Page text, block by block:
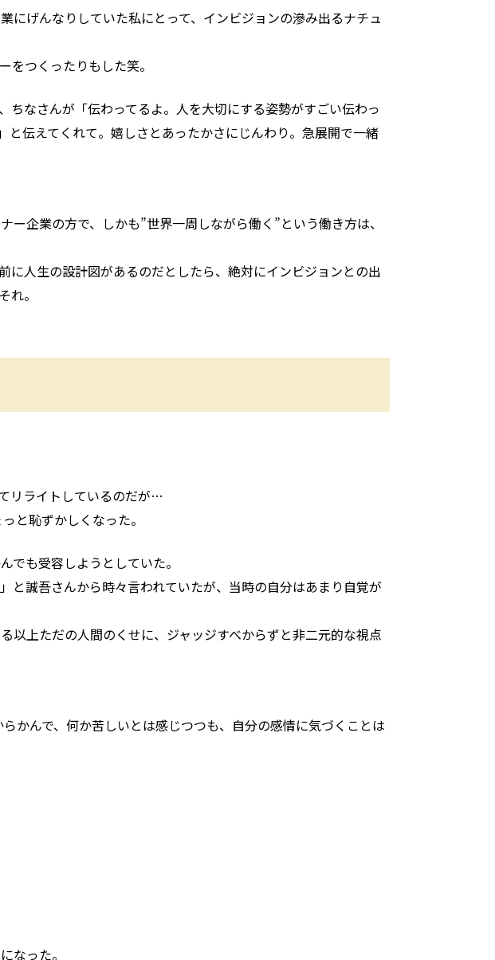
げんなりしていた私にとって、インビジョンの滲み出るナチュ
つくったりもした笑。
なさんが「伝わってるよ。人を大切にする姿勢がすごい伝わっ
伝えてくれて。嬉しさとあったかさにじんわり。急展開で一緒
企業の方で、しかも”世界一周しながら働く”という働き方は、
人生の設計図があるのだとしたら、絶対にインビジョンとの出
れ。
リライトしているのだが…
と恥ずかしくなった。
も受容しようとしていた。
と誠吾さんから時々言われていたが、当時の自分はあまり自覚が
以上ただの人間のくせに、ジャッジすべからずと非二元的な視点
かんで、何か苦しいとは感じつつも、自分の感情に気づくことは
なった。